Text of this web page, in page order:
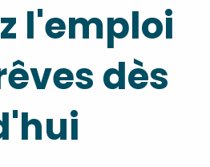
l'emploi
dès